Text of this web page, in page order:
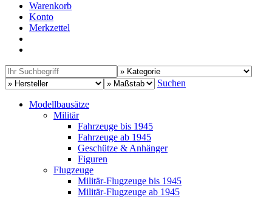
Warenkorb
Konto
Merkzettel
Suchen
Modellbausätze
Militär
Fahrzeuge bis 1945
Fahrzeuge ab 1945
Geschütze & Anhänger
Figuren
Flugzeuge
Militär-Flugzeuge bis 1945
Militär-Flugzeuge ab 1945